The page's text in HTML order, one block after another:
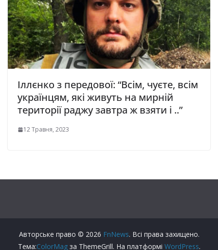
Іллєнко з передової: “Всім, чуєте, всім
українцям, які живуть на мирній
території раджу завтра ж взяти і ..”
12 Травня, 2023
Авторське право © 2026 FnNews. Всі права захищено.
Тема:ColorMagза ThemeGrill. На платформі WordPress.